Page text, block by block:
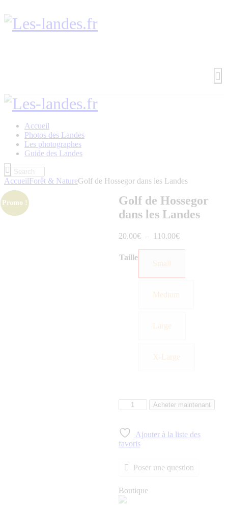
Accueil
Photos des Landes
Les photographes
Guide des Landes
AccueilForêt & NatureGolf de Hossegor dans les Landes
Promo !
Golf de Hossegor
dans les Landes
20.00€ – 110.00€
Taille
Small
Medium
Large
X-Large
Acheter maintenant
Ajouter à la liste des
favoris
Poser une question
Boutique